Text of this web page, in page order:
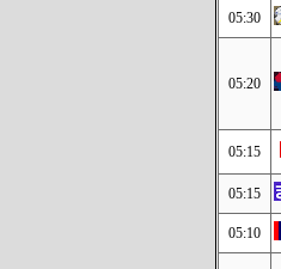
05:30
05:20
05:15
05:15
05:10